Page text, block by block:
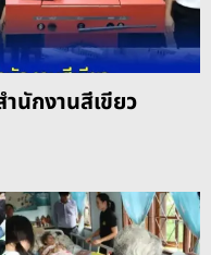
นักงานสีเขียว